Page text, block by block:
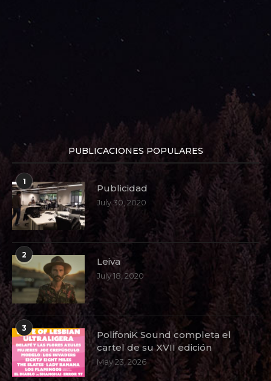
PUBLICACIONES POPULARES
1
Publicidad
July 30, 2020
2
Leiva
July 18, 2020
3
PolifoniK Sound completa el
cartel de su XVII edición
May 23, 2026